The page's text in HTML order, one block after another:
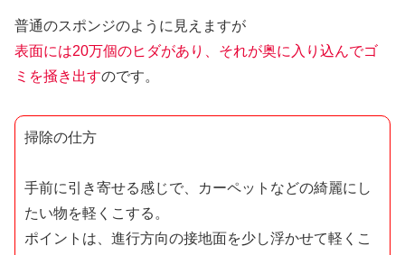
普通のスポンジのように見えますが
表面には20万個のヒダがあり、それが奥に入り込んでゴ
ミを掻き出すのです。
掃除の仕方
手前に引き寄せる感じで、カーペットなどの綺麗にし
たい物を軽くこする。
ポイントは、進行方向の接地面を少し浮かせて軽くこ